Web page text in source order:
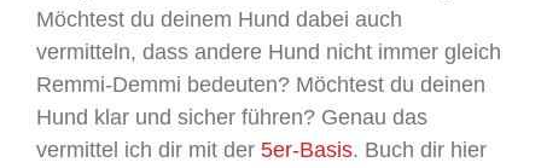
Möchtest du deinem Hund dabei auch
vermitteln, dass andere Hund nicht immer gleich
Remmi-Demmi bedeuten? Möchtest du deinen
Hund klar und sicher führen? Genau das
vermittel ich dir mit der 5er-Basis. Buch dir hier